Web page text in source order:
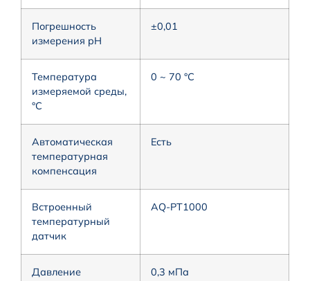
Погрешность
измерения pH
±0,01
Температура
измеряемой среды,
°С
0 ~ 70 °С
Автоматическая
температурная
компенсация
Есть
Встроенный
температурный
датчик
AQ-PT1000
Давление 0,3 мПа